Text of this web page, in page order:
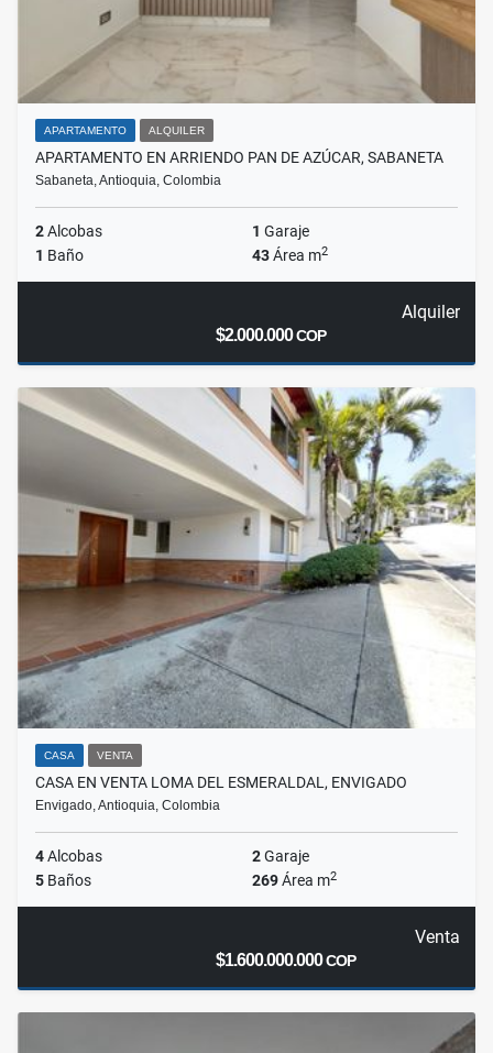
APARTAMENTO ALQUILER
APARTAMENTO EN ARRIENDO PAN DE AZÚCAR, SABANETA
Sabaneta, Antioquia, Colombia
2Alcobas 1 Garaje
1 Baño 43Área m2
Alquiler
$2.000.000COP
CASA VENTA
CASA EN VENTA LOMA DEL ESMERALDAL, ENVIGADO
Envigado, Antioquia, Colombia
4Alcobas 2Garaje
5 Baños 269Área m2
Venta
$1.600.000.000COP